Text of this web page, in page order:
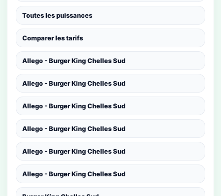
Toutes les puissances
Comparer les tarifs
Allego - Burger King Chelles Sud
Allego - Burger King Chelles Sud
Allego - Burger King Chelles Sud
Allego - Burger King Chelles Sud
Allego - Burger King Chelles Sud
Allego - Burger King Chelles Sud